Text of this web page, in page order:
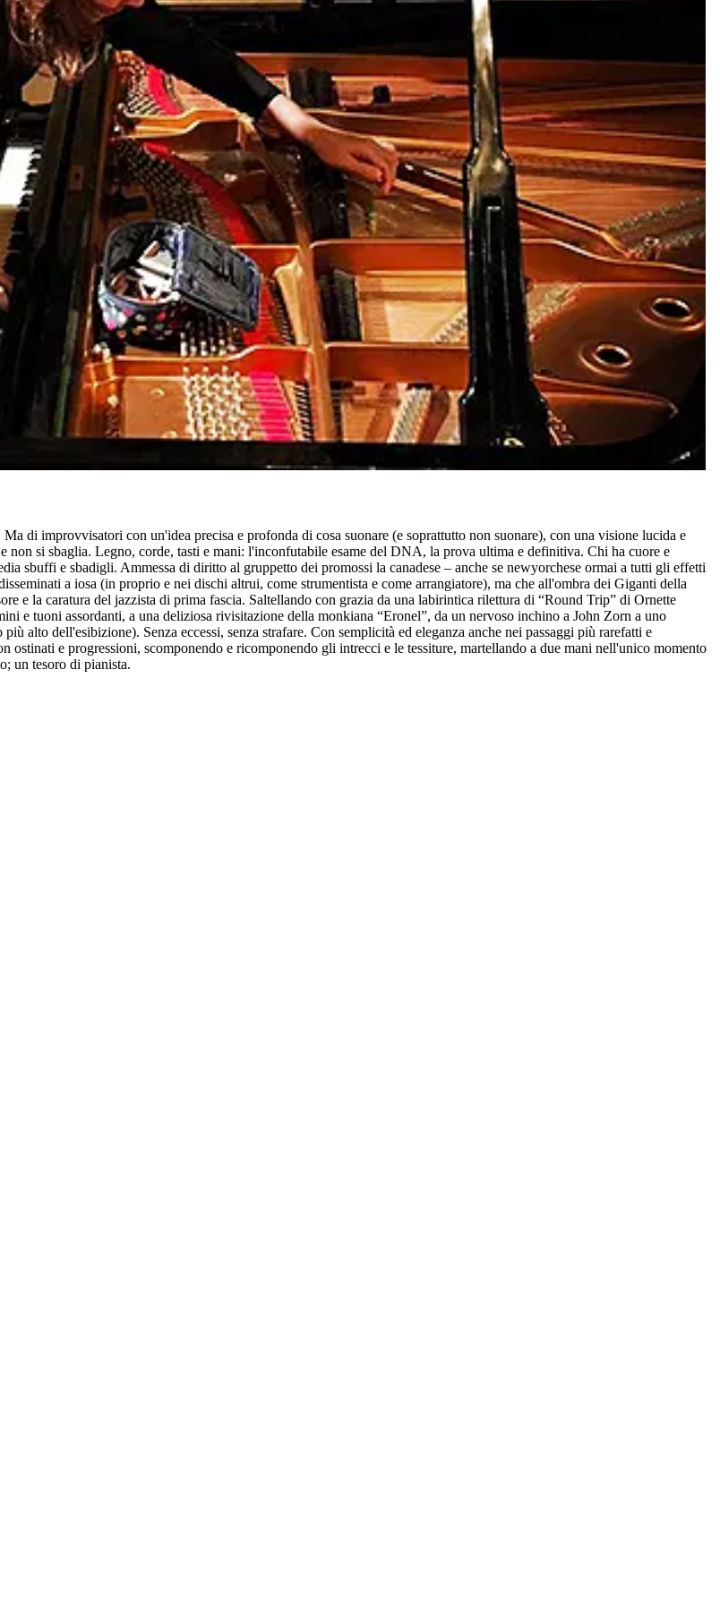
di improvvisatori con un'idea precisa e profonda di cosa suonare (e soprattutto non suonare), con una visione lucida e
si sbaglia. Legno, corde, tasti e mani: l'inconfutabile esame del DNA, la prova ultima e definitiva. Chi ha cuore e
sbuffi e sbadigli. Ammessa di diritto al gruppetto dei promossi la canadese – anche se newyorchese ormai a tutti gli effetti
a iosa (in proprio e nei dischi altrui, come strumentista e come arrangiatore), ma che all'ombra dei Giganti della
e la caratura del jazzista di prima fascia. Saltellando con grazia da una labirintica rilettura di “Round Trip” di Ornette
e tuoni assordanti, a una deliziosa rivisitazione della monkiana “Eronel”, da un nervoso inchino a John Zorn a uno
alto dell'esibizione). Senza eccessi, senza strafare. Con semplicità ed eleganza anche nei passaggi più rarefatti e
e progressioni, scomponendo e ricomponendo gli intrecci e le tessiture, martellando a due mani nell'unico momento
un tesoro di pianista.